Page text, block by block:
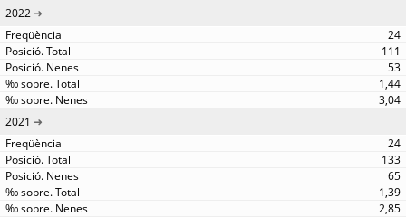
2022
24
111
53
1,44
3,04
2021
24
133
65
1,39
2,85